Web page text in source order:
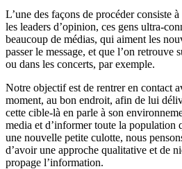
L’une des façons de procéder consiste
les leaders d’opinion, ces gens ultra-
beaucoup de médias, qui aiment les
passer le message, et que l’on retrouve
ou dans les concerts, par exemple.
Notre objectif est de rentrer en contact
moment, au bon endroit, afin de lui
cette cible-là en parle à son
media et d’informer toute la population
une nouvelle petite culotte, nous
d’avoir une approche qualitative et de
propage l’information.